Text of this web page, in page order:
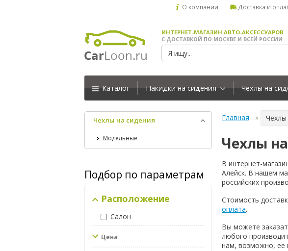
О компании Доставка и
ИНТЕРНЕТ-МАГАЗИН АВТО-АКСЕССУАРОВ
С ДОСТАВКОЙ ПО МОСКВЕ И ВСЕЙ РОССИИ
Каталог Накидки на сидения Чехлы на
Чехлы на сидения
Модельные
Подбор по параметрам
Расположение
Салон
Цена
Главная Чехлы
Чехлы
В интернет-
Алейск. В нашем
российских
Стоимость
оплата.
Вы можете
любого
нам, возможно, ее